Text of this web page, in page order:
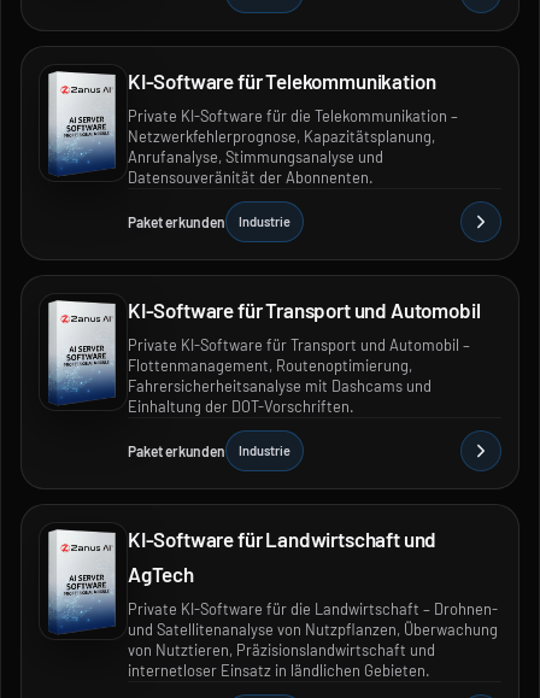
KI-Software für Telekommunikation
Private KI-Software für die Telekommunikation –
Netzwerkfehlerprognose, Kapazitätsplanung,
Anrufanalyse, Stimmungsanalyse und
Datensouveränität der Abonnenten.
Paket erkunden Industrie
KI-Software für Transport und Automobil
Private KI-Software für Transport und Automobil –
Flottenmanagement, Routenoptimierung,
Fahrersicherheitsanalyse mit Dashcams und
Einhaltung der DOT-Vorschriften.
Paket erkunden Industrie
KI-Software für Landwirtschaft und
AgTech
Private KI-Software für die Landwirtschaft – Drohnen-
und Satellitenanalyse von Nutzpflanzen, Überwachung
von Nutztieren, Präzisionslandwirtschaft und
internetloser Einsatz in ländlichen Gebieten.